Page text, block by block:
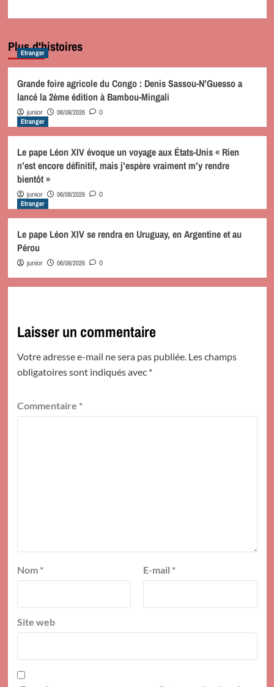
Plus d'histoires
Etranger
Grande foire agricole du Congo : Denis Sassou-N’Guesso a
lancé la 2ème édition à Bambou-Mingali
junior 06/08/2026 0
Etranger
Le pape Léon XIV évoque un voyage aux États-Unis « Rien
n’est encore définitif, mais j’espère vraiment m’y rendre
bientôt »
junior 06/08/2026 0
Etranger
Le pape Léon XIV se rendra en Uruguay, en Argentine et au
Pérou
junior 06/08/2026 0
Laisser un commentaire
Votre adresse e-mail ne sera pas publiée. Les champs
obligatoires sont indiqués avec *
Commentaire *
Nom * E-mail *
Site web